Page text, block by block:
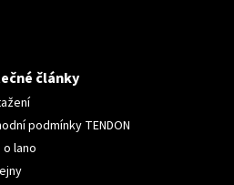
články
podmínky TENDON
lano